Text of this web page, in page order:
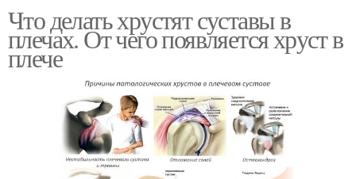
Что делать хрустят суставы в
плечах. От чего появляется хруст в
плече